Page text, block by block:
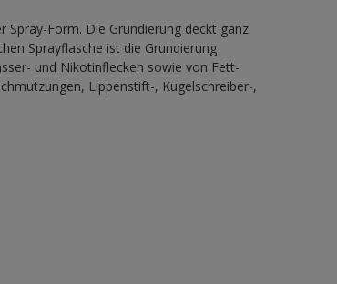
Spray-Form. Die Grundierung deckt ganz
Sprayflasche ist die Grundierung
und Nikotinflecken sowie von Fett-
Lippenstift-, Kugelschreiber-,